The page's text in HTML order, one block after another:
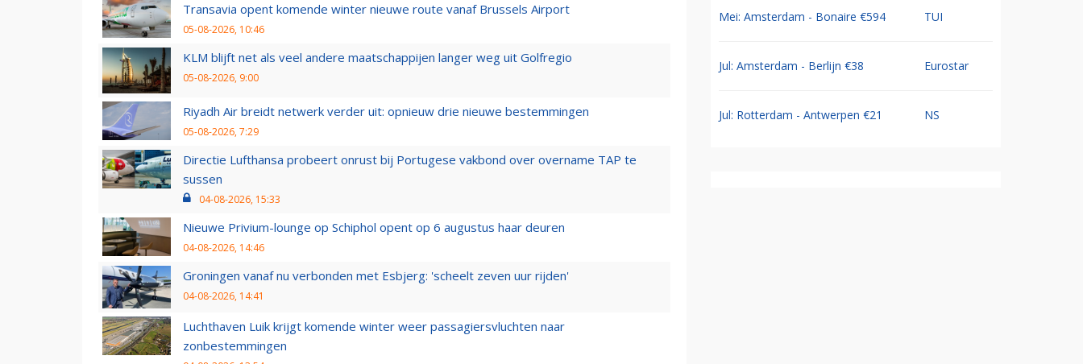
Transavia opent komende winter nieuwe route vanaf Brussels Airport
05-08-2026, 10:46
KLM blijft net als veel andere maatschappijen langer weg uit Golfregio
05-08-2026, 9:00
Riyadh Air breidt netwerk verder uit: opnieuw drie nieuwe bestemmingen
05-08-2026, 7:29
Directie Lufthansa probeert onrust bij Portugese vakbond over overname TAP te
sussen
04-08-2026, 15:33
Nieuwe Privium-lounge op Schiphol opent op 6 augustus haar deuren
04-08-2026, 14:46
Groningen vanaf nu verbonden met Esbjerg: 'scheelt zeven uur rijden'
04-08-2026, 14:41
Luchthaven Luik krijgt komende winter weer passagiersvluchten naar
zonbestemmingen
Mei: Amsterdam - Bonaire €594 TUI
Jul: Amsterdam - Berlijn €38 Eurostar
Jul: Rotterdam - Antwerpen €21 NS